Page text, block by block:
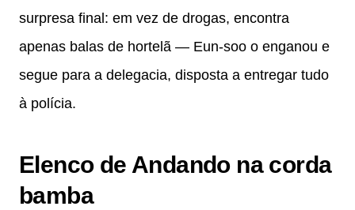
surpresa final: em vez de drogas, encontra
apenas balas de hortelã — Eun-soo o enganou e
segue para a delegacia, disposta a entregar tudo
à polícia.
Elenco de Andando na corda
bamba